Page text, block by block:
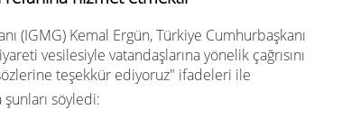
(IGMG) Kemal Ergün, Türkiye Cumhurbaşkanı
vesilesiyle vatandaşlarına yönelik çağrısını
teşekkür ediyoruz" ifadeleri ile
söyledi: